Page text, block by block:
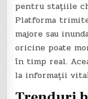
pentru stațiile
Platforma
majore sau
oricine poate
în timp real.
la informații